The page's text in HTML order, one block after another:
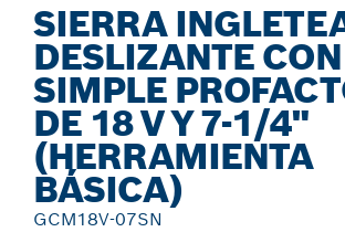
SIERRA
DESLIZANTE
SIMPLE
DE 18 V Y 7-1/4"
(HERRAMIENTA
BÁSICA)
GCM18V-07SN